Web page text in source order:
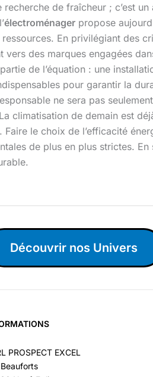
de fraîcheur ; c’est
électroménager propose
En privilégiant des
des marques engagées
de l’équation : une
pour garantir la
ne sera pas
climatisation de demain est
le choix de l’efficacité
de plus en plus strictes.
Découvrir nos Univers
PROSPECT EXCEL